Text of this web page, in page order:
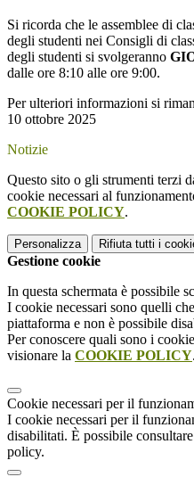
Si ricorda che le assemblee di
degli studenti nei Consigli di
degli studenti si svolgeranno
dalle ore 8:10 alle ore 9:00.
Per ulteriori informazioni si
10 ottobre 2025
Notizie
Questo sito o gli strumenti terzi
cookie necessari al
COOKIE POLICY.
Personalizza Rifiuta tutti i
Gestione cookie
In questa schermata è possibile
I cookie necessari sono quelli
piattaforma e non è possibile
Per conoscere quali sono i
visionare la COOKIE POLICY.
Cookie necessari per il
I cookie necessari per il
disabilitati. È possibile
policy.